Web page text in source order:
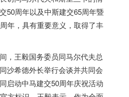
50周年以及中斯建交65周年暨
年，具有重要意义，取得了丰
王毅国务委员同马尔代夫总
沙希德外长举行会谈并共同会
启动中马建交50周年庆祝活动